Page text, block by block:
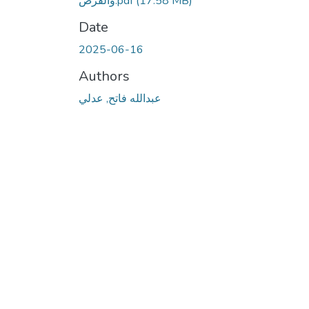
Date
2025-06-16
Authors
عبدالله فاتح, عدلي